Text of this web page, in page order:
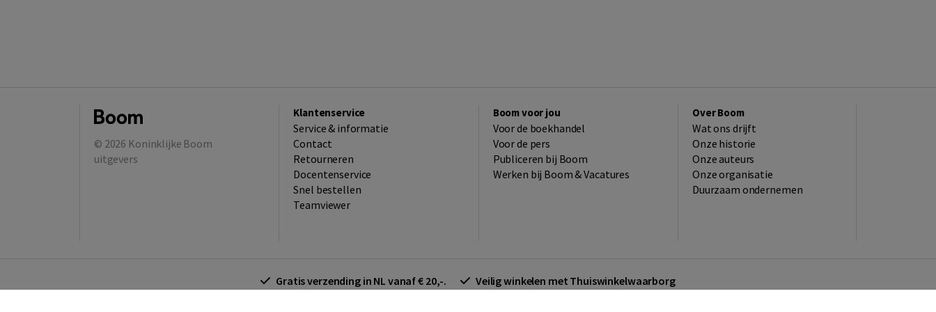
© 2026 Koninklijke Boom
uitgevers
Klantenservice
Service & informatie
Contact
Retourneren
Docentenservice
Snel bestellen
Teamviewer
Boom voor jou
Voor de boekhandel
Voor de pers
Publiceren bij Boom
Werken bij Boom & Vacatures
Over Boom
Wat ons drijft
Onze historie
Onze auteurs
Onze organisatie
Duurzaam ondernemen
Gratis verzending in NL vanaf € 20,-. Veilig winkelen met Thuiswinkelwaarborg